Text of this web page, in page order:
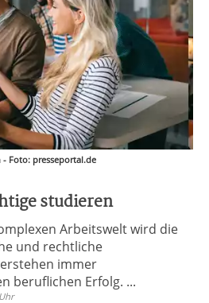
- Foto: presseportal.de
studieren
Arbeitswelt wird die
und rechtliche
immer
beruflichen Erfolg. ...